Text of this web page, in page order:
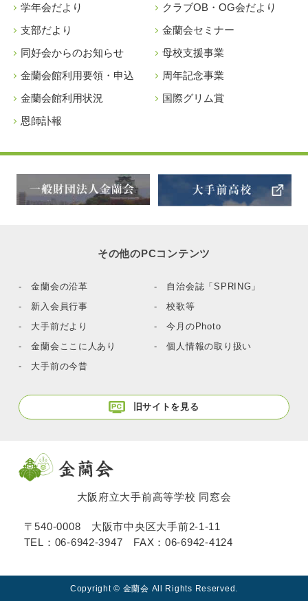
学年会だより
支部だより
同好会からのお知らせ
金蘭会館利用要領・申込
金蘭会館利用状況
恩師訃報
クラブOB・OG会だより
金蘭会セミナー
母校支援事業
周年記念事業
国際グリム賞
その他のPCコンテンツ
- 金蘭会の沿革
- 新入会員行事
- 大手前だより
- 金蘭会ここに人あり
- 大手前の今昔
- 自治会誌「SPRING」
- 校歌等
- 今月のPhoto
- 個人情報の取り扱い
旧サイトを見る
大阪府立大手前高等学校 同窓会
〒540-0008 大阪市中央区大手前2-1-11
TEL： 06-6942-3947 FAX：06-6942-4124
Copyright © 金蘭会 All Rights Reserved.